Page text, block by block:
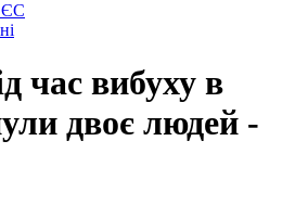
ЄС
час вибуху в
двоє людей -